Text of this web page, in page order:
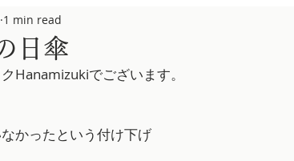
日傘
1 min read
Hanamizukiでございます。
かったという付け下げ